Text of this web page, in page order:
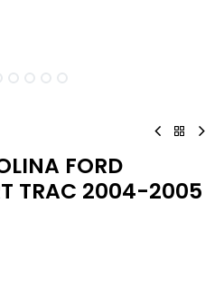
FORD
TRAC 2004-2005